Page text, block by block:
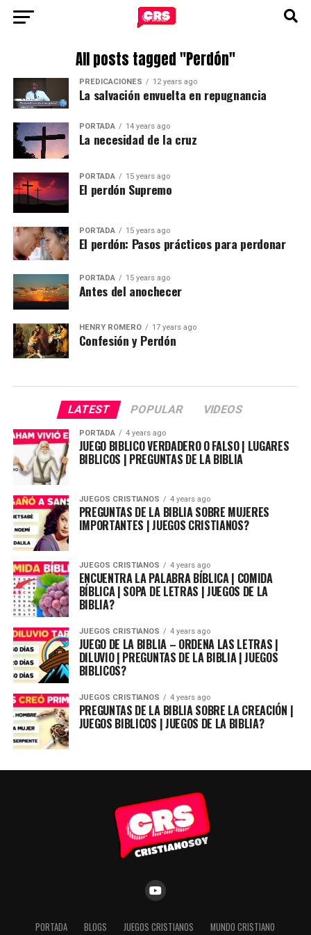
All posts tagged "Perdón"
PREDICACIONES 12 years ago
La salvación envuelta en repugnancia
PORTADA 14 years ago
La necesidad de la cruz
PORTADA 15 years ago
El perdón Supremo
PORTADA 15 years ago
El perdón: Pasos prácticos para perdonar
PORTADA 15 years ago
Antes del anochecer
HENRY ROMERO 17 years ago
Confesión y Perdón
LATEST POPULAR VIDEOS
PORTADA 4 years ago
JUEGO BIBLICO VERDADERO O FALSO | LUGARES
BIBLICOS | PREGUNTAS DE LA BIBLIA
JUEGOS CRISTIANOS 4 years ago
PREGUNTAS DE LA BIBLIA SOBRE MUJERES
IMPORTANTES | JUEGOS CRISTIANOS?
JUEGOS CRISTIANOS 4 years ago
ENCUENTRA LA PALABRA BÍBLICA | COMIDA
BÍBLICA | SOPA DE LETRAS | JUEGOS DE LA
BIBLIA?
JUEGOS CRISTIANOS 4 years ago
JUEGO DE LA BIBLIA – ORDENA LAS LETRAS |
DILUVIO | PREGUNTAS DE LA BIBLIA | JUEGOS
BIBLICOS?
JUEGOS CRISTIANOS 4 years ago
PREGUNTAS DE LA BIBLIA SOBRE LA CREACIÓN |
JUEGOS BIBLICOS | JUEGOS DE LA BIBLIA?
PORTADA BLOGS JUEGOS CRISTIANOS MUNDO CRISTIANO